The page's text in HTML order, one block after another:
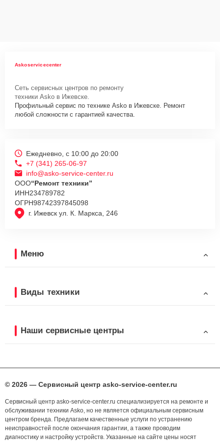
Для запуска процесса ремонта варочной панели Asko HI1995G
проконсультируют по всем необходимым вопросам, запишут на
диагностику, подскажут с вариантами курьерской доставки или
оформят выезд мастера в удобное время и место.
Askoservicecenter
Сеть сервисных центров по ремонту
техники Asko в Ижевске.
Профильный сервис по технике Asko в Ижевске. Ремонт
любой сложности с гарантией качества.
г. Ижевск ул. К. Маркса, 246
Ежедневно, с 10:00 до 20:00
+7 (341) 265-06-97
info@asko-service-center.ru
ООО“Ремонт техники”
ИНН234789782
ОГРН98742397845098
Меню
Виды техники
Наши сервисные центры
© 2026 — Сервисный центр asko-service-center.ru
Сервисный центр asko-service-center.ru специализируется на ремонте и
обслуживании техники Asko, но не является официальным сервисным
центром бренда. Предлагаем качественные услуги по устранению
неисправностей после окончания гарантии, а также проводим
диагностику и настройку устройств. Указанные на сайте цены носят